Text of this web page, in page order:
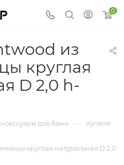
0
из
круглая
D 2,0 h-
для бани — Купели
круглая натуральная D 2,0